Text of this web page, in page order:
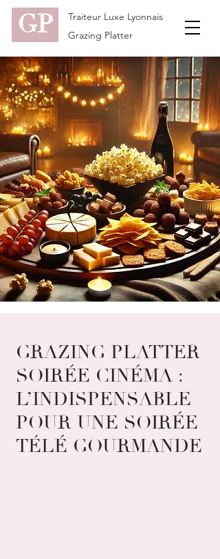
GP
Traiteur Luxe Lyonnais
Grazing Platter
GRAZING PLATTER
SOIRÉE CINÉMA :
L’INDISPENSABLE
POUR UNE SOIRÉE
TÉLÉ GOURMANDE